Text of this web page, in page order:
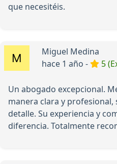
que necesitéis.
Miguel Medina
hace 1 año -
5
Un abogado excepcional.
manera clara y profesional,
detalle. Su experiencia y
diferencia. Totalmente